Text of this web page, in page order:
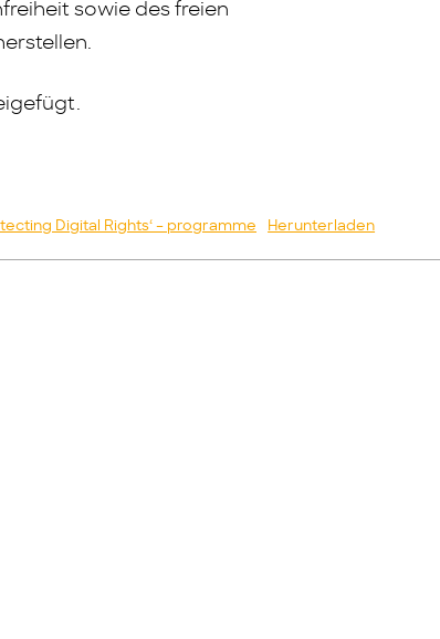
sowie des freien
Digital Rights‘ – programme Herunterladen